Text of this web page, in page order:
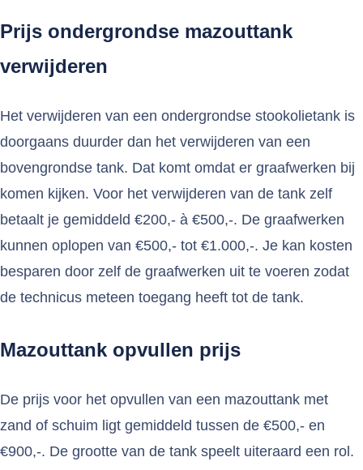
Prijs ondergrondse mazouttank
verwijderen
Het verwijderen van een ondergrondse stookolietank is
doorgaans duurder dan het verwijderen van een
bovengrondse tank. Dat komt omdat er graafwerken bij
komen kijken. Voor het verwijderen van de tank zelf
betaalt je gemiddeld €200,- à €500,-. De graafwerken
kunnen oplopen van €500,- tot €1.000,-. Je kan kosten
besparen door zelf de graafwerken uit te voeren zodat
de technicus meteen toegang heeft tot de tank.
Mazouttank opvullen prijs
De prijs voor het opvullen van een mazouttank met
zand of schuim ligt gemiddeld tussen de €500,- en
€900,-. De grootte van de tank speelt uiteraard een rol.